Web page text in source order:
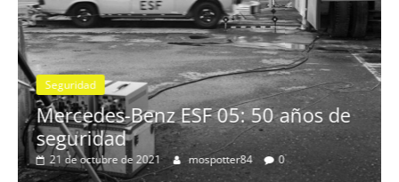
Seguridad
Mercedes-Benz ESF 05: 50 años de
seguridad